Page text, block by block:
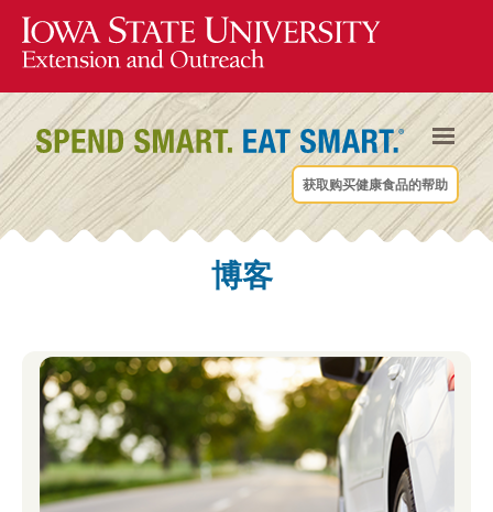
获取购买健康食品的帮助
博客